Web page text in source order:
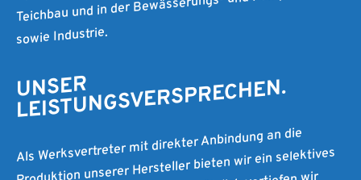
sowie Industrie.
UNSER
LEISTUNGSVERSPRECHEN.
Als Werksvertreter mit direkter Anbindung an die
Produktion unserer Hersteller bieten wir ein selektives